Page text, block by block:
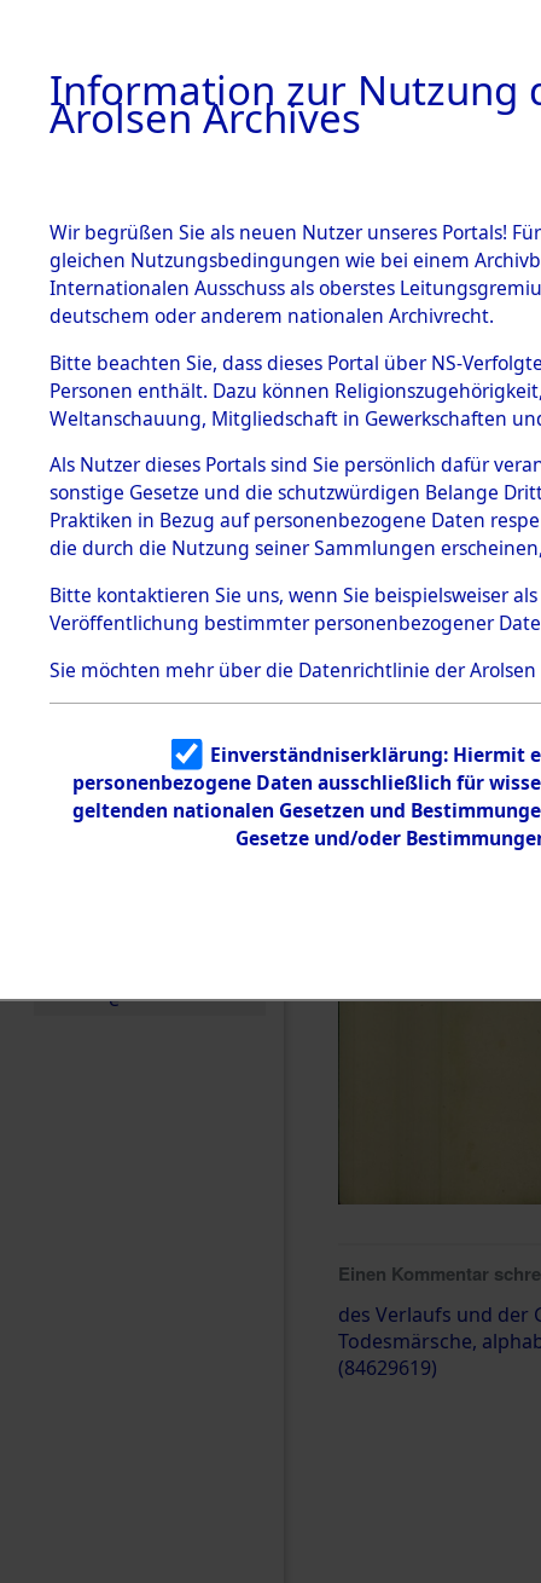
BILD
BESTÄNDE
1.
mente
5. Verschiedenes
5.3
Todesmärsche
5.3.1 Alliierte
Erhebungen
zu
Todesmärsch
en
5.3.2
Identifizierun
5.3.3
Todesmärsch
e
Geschehnisse um
alphabetisch
0001 (84629603)
Einen Kommentar
des Verlaufs und der
Todesmärsche,
(84629619)
Information zur Nutzung
Arolsen Archives
Wir begrüßen Sie als neuen Nutzer unseres Portals!
gleichen Nutzungsbedingungen wie bei einem
Internationalen Ausschuss als oberstes
deutschem oder anderem nationalen Archivrecht.
Bitte beachten Sie, dass dieses Portal über NS-
Personen enthält. Dazu können
Weltanschauung, Mitgliedschaft in Gewerkschaften
Als Nutzer dieses Portals sind Sie persönlich dafür
sonstige Gesetze und die schutzwürdigen Belange
Praktiken in Bezug auf personenbezogene Daten
die durch die Nutzung seiner Sammlungen
Bitte kontaktieren Sie uns, wenn Sie beispielsweiser
Veröffentlichung bestimmter personenbezogener
Sie möchten mehr über die Datenrichtlinie der Arolsen
Einverständniserklärung: Hiermit
personenbezogene Daten ausschließlich für
geltenden nationalen Gesetzen und
Gesetze und/oder